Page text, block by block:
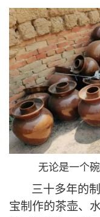
无论是一个
三十多年的
宝制作的茶壶、